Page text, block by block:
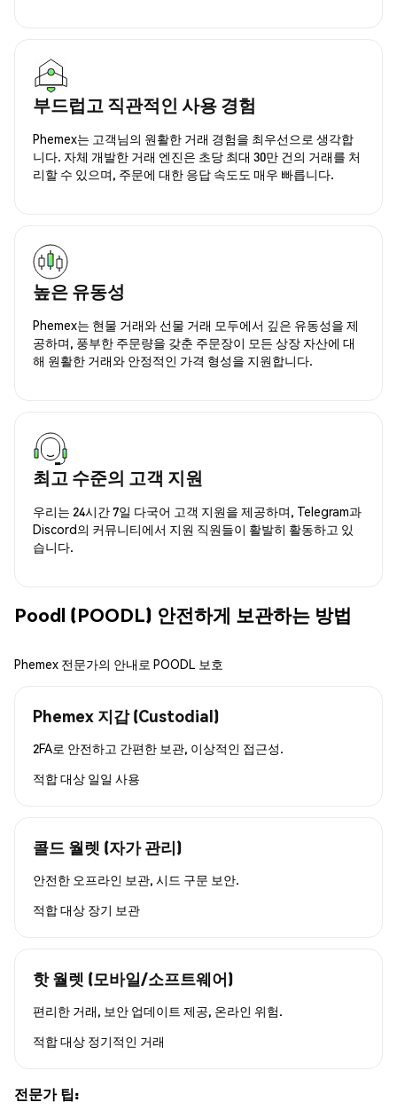
부드럽고 직관적인 사용 경험
Phemex는 고객님의 원활한 거래 경험을 최우선으로 생각합
니다. 자체 개발한 거래 엔진은 초당 최대 30만 건의 거래를 처
리할 수 있으며, 주문에 대한 응답 속도도 매우 빠릅니다.
높은 유동성
Phemex는 현물 거래와 선물 거래 모두에서 깊은 유동성을 제
공하며, 풍부한 주문량을 갖춘 주문장이 모든 상장 자산에 대
해 원활한 거래와 안정적인 가격 형성을 지원합니다.
최고 수준의 고객 지원
우리는 24시간 7일 다국어 고객 지원을 제공하며, Telegram과
Discord의 커뮤니티에서 지원 직원들이 활발히 활동하고 있
습니다.
Poodl (POODL) 안전하게 보관하는 방법
Phemex 전문가의 안내로 POODL 보호
Phemex 지갑 (Custodial)
2FA로 안전하고 간편한 보관, 이상적인 접근성.
적합 대상 일일 사용
콜드 월렛 (자가 관리)
안전한 오프라인 보관, 시드 구문 보안.
적합 대상 장기 보관
핫 월렛 (모바일/소프트웨어)
편리한 거래, 보안 업데이트 제공, 온라인 위험.
적합 대상 정기적인 거래
전문가 팁: